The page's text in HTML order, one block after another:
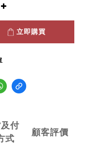
立即購買
付
式
顧客評價